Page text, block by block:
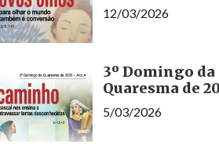
12/03/2026
3º Domingo da
Quaresma de
5/03/2026